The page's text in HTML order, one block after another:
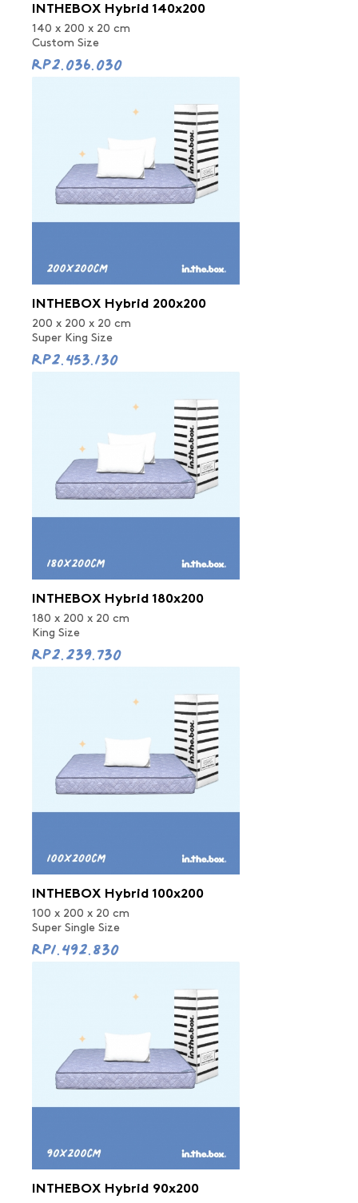
INTHEBOX Hybrid 140x200
140 x 200 x 20 cm
Custom Size
Rp2.036.030
INTHEBOX Hybrid 200x200
200 x 200 x 20 cm
Super King Size
Rp2.453.130
INTHEBOX Hybrid 180x200
180 x 200 x 20 cm
King Size
Rp2.239.730
INTHEBOX Hybrid 100x200
100 x 200 x 20 cm
Super Single Size
Rp1.492.830
INTHEBOX Hybrid 90x200